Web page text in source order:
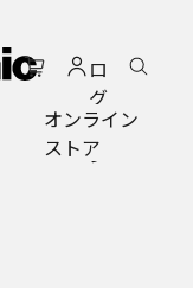
ロ
グ
イ
ン
オンライン
ストア